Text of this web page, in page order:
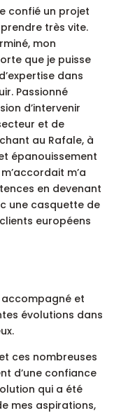
confié un projet
très vite.
mon
que je puisse
dans
Passionné
d’intervenir
et de
au Rafale, à
épanouissement
m’a
en devenant
une casquette de
européens
accompagné et
évolutions dans
ces nombreuses
d’une confiance
qui a été
mes aspirations,